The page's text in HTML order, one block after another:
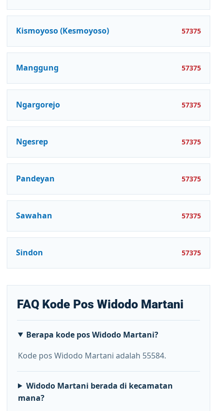
Kismoyoso (Kesmoyoso) 57375
Manggung 57375
Ngargorejo 57375
Ngesrep 57375
Pandeyan 57375
Sawahan 57375
Sindon 57375
FAQ Kode Pos Widodo Martani
Berapa kode pos Widodo Martani?
Kode pos Widodo Martani adalah 55584.
Widodo Martani berada di kecamatan
mana?